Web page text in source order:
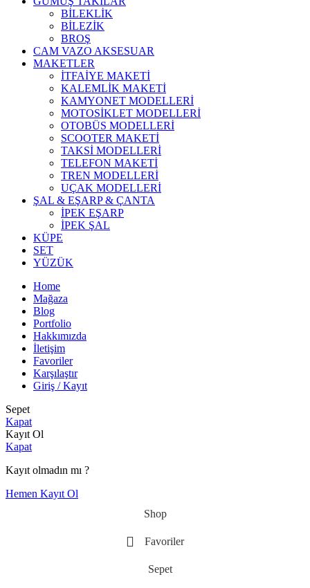
BİLEKLİK
BİLEZİK
BROŞ
CAM VAZO AKSESUAR
MAKETLER
İTFAİYE MAKETİ
KALEMLİK MAKETİ
KAMYONET MODELLERİ
MOTOSİKLET MODELLERİ
OTOBÜS MODELLERİ
SCOOTER MAKETİ
TAKSİ MODELLERİ
TELEFON MAKETİ
TREN MODELLERİ
UÇAK MODELLERİ
ŞAL & EŞARP & ÇANTA
İPEK EŞARP
İPEK ŞAL
KÜPE
SET
YÜZÜK
Home
Mağaza
Blog
Portfolio
Hakkımızda
İletişim
Favoriler
Karşılaştır
Giriş / Kayıt
Sepet
Kapat
Kayıt Ol
Kapat
Kayıt olmadın mı ?
Hemen Kayıt Ol
Shop
Favoriler
Sepet